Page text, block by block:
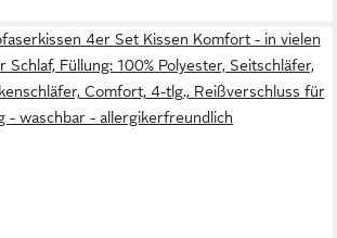
4er Set Kissen Komfort - in vielen
Schlaf, Füllung: 100% Polyester, Seitschläfer,
Comfort, 4-tlg., Reißverschluss für
- waschbar - allergikerfreundlich